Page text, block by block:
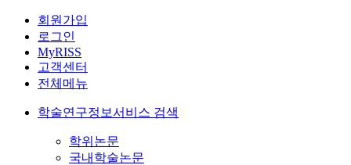
회원가입
로그인
MyRISS
고객센터
전체메뉴
학술연구정보서비스 검색
학위논문
국내학술논문